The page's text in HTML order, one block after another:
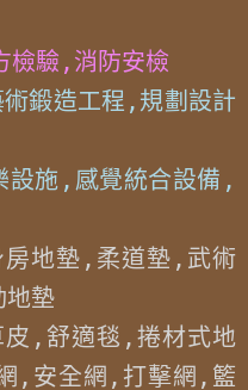
檢驗,消防安檢
鍛造工程,規劃設計
設施,感覺統合設備,
地墊,柔道墊,武術
墊
,舒適毯,捲材式地
,安全網,打擊網,籃